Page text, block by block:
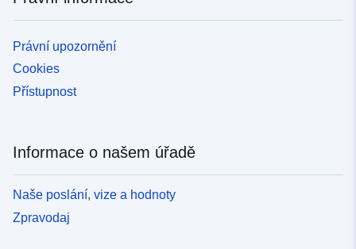
Právní upozornění
Cookies
Přístupnost
Informace o našem úřadě
Naše poslání, vize a hodnoty
Zpravodaj